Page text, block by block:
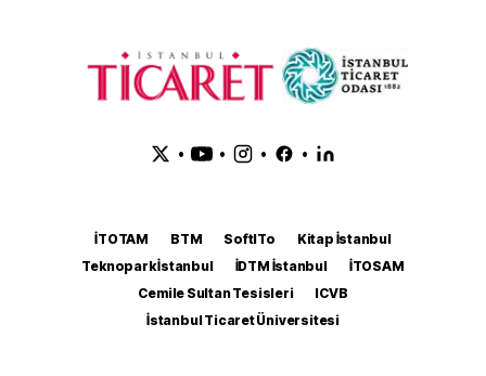
• • • •
İTOTAM BTM SoftITo
Kitap İstanbul
Teknopark İstanbul
İDTM İstanbul
İTOSAM
Cemile Sultan Tesisleri
ICVB
İstanbul Ticaret Üniversitesi